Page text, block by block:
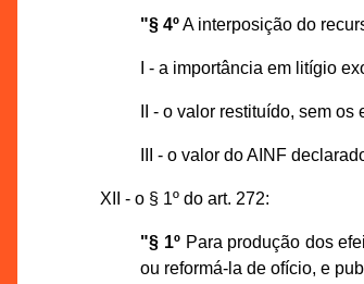
"§ 4ºA interposição do
I - a importância em litígio
II - o valor restituído, sem
III - o valor do AINF
XII - o § 1º do art. 272:
"§ 1ºPara produção dos
ou reformá-la de ofício, e